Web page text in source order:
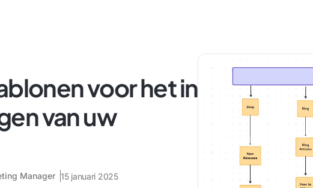
voor het in
van uw
Manager 15 januari 2025